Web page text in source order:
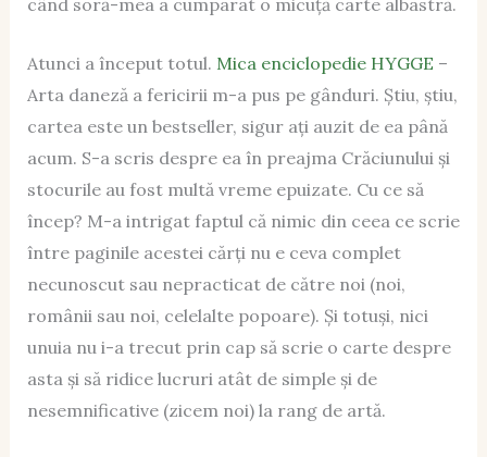
Atunci a început totul. Mica enciclopedie HYGGE –
Arta daneză a fericirii m-a pus pe gânduri. Știu, știu,
cartea este un bestseller, sigur ați auzit de ea până
acum. S-a scris despre ea în preajma Crăciunului și
stocurile au fost multă vreme epuizate. Cu ce să
încep? M-a intrigat faptul că nimic din ceea ce scrie
între paginile acestei cărți nu e ceva complet
necunoscut sau nepracticat de către noi (noi,
românii sau noi, celelalte popoare). Și totuși, nici
unuia nu i-a trecut prin cap să scrie o carte despre
asta și să ridice lucruri atât de simple și de
nesemnificative (zicem noi) la rang de artă.